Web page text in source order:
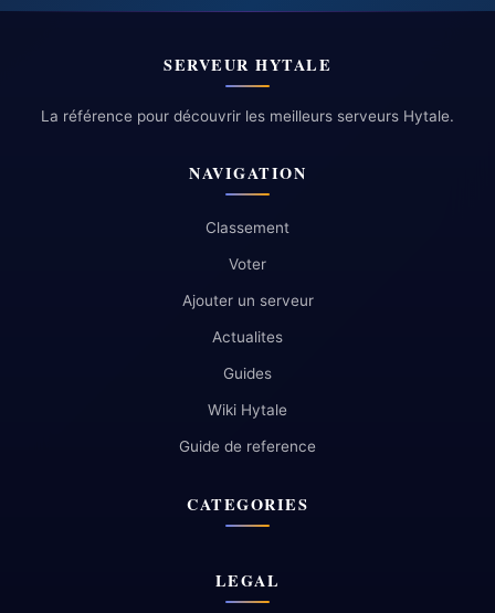
SERVEUR HYTALE
La référence pour découvrir les meilleurs serveurs Hytale.
NAVIGATION
Classement
Voter
Ajouter un serveur
Actualites
Guides
Wiki Hytale
Guide de reference
CATEGORIES
LEGAL